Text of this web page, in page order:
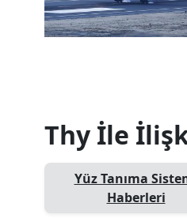
Thy İle
Yüz Tanıma
Haberleri